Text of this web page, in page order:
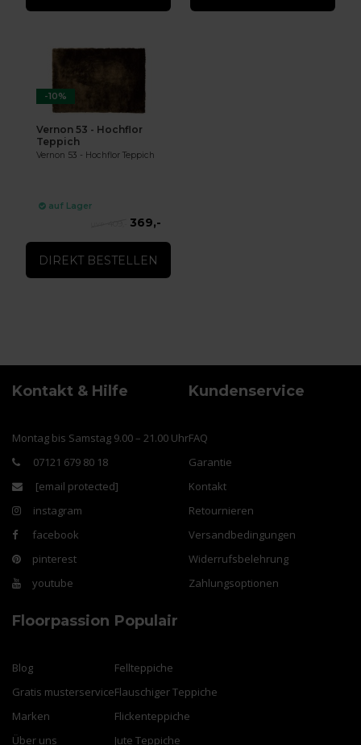
-10%
Vernon 53 - Hochflor
Teppich
Vernon 53 - Hochflor Teppich
auf Lager
369,-
DIREKT BESTELLEN
Kontakt & Hilfe
Montag bis Samstag 9.00 – 21.00 Uhr
07121 679 80 18
[email protected]
instagram
facebook
pinterest
youtube
Kundenservice
FAQ
Garantie
Kontakt
Retournieren
Versandbedingungen
Widerrufsbelehrung
Zahlungsoptionen
Floorpassion
Blog
Gratis musterservice
Marken
Über uns
Populair
Fellteppiche
Flauschiger Teppiche
Flickenteppiche
Jute Teppiche